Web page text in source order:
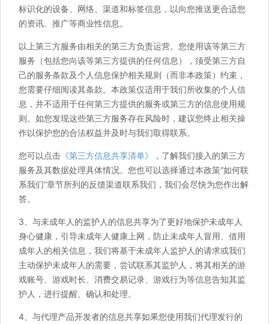
标识化的设备、网络、渠道和标签信息，以向您推送更合适您
的资讯、推广等商业性信息。
以上第三方服务由相关的第三方负责运营。您使用该等第三方
服务（包括您向该等第三方提供的任何信息），须受第三方自
己的服务条款及个人信息保护相关规则（而非本政策）约束，
您需要仔细阅读其条款。本政策仅适用于我们所收集的个人信
息，并不适用于任何第三方提供的服务或第三方的信息使用规
则。如您发现这些第三方服务存在风险时，建议您终止相关操
作以保护您的合法权益并及时与我们取得联系。
您可以点击 《第三方信息共享清单》
，了解我们接入的第三方
服务及其数据处理具体情况。您也可以选择通过本政策“如何联
系我们”章节所列的反馈渠道联系我们，我们会尽快为您作出解
答。
3、与未成年人的监护人的信息共享为了更好地保护未成年人
身心健康，引导未成年人健康上网，防止未成年人冒用、借用
成年人的相关信息，我们将基于未成年人监护人的请求或我们
主动保护未成年人的需要，尝试联系其监护人，将其相关的游
戏账号、游戏时长、消费交易记录、游戏行为等信息告知其监
护人，进行提醒、确认和处理。
4、与代理产品开发者的信息共享如果您使用我们代理发行的